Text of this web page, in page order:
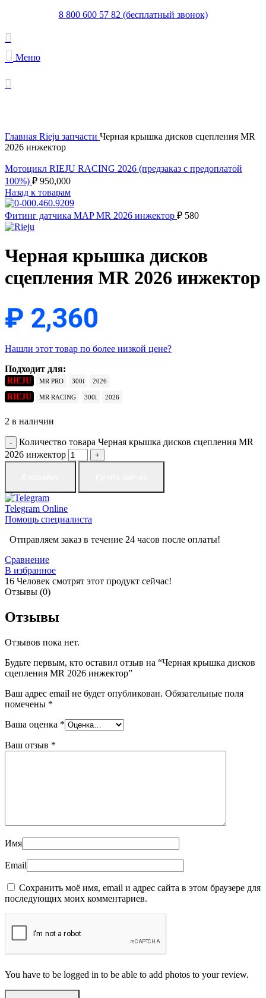
8 800 600 57 82 (бесплатный звонок)
Меню
Главная Rieju запчасти Черная крышка дисков сцепления MR
2026 инжектор
Мотоцикл RIEJU RACING 2026 (предзаказ с предоплатой
100%) ₽ 950,000
Назад к товарам
Фитинг датчика MAP MR 2026 инжектор ₽ 580
Черная крышка дисков
сцепления MR 2026 инжектор
₽ 2,360
Нашли этот товар по более низкой цене?
Подходит для:
RIEJU MR PRO 300i 2026
RIEJU MR RACING 300i 2026
2 в наличии
Количество товара Черная крышка дисков сцепления MR
2026 инжектор
Telegram Online
Помощь специалиста
Отправляем заказ в течение 24 часов после оплаты!
Сравнение
В избранное
16 Человек смотрят этот продукт сейчас!
Отзывы (0)
Отзывы
Отзывов пока нет.
Будьте первым, кто оставил отзыв на “Черная крышка дисков
сцепления MR 2026 инжектор”
Ваш адрес email не будет опубликован. Обязательные поля
помечены *
Ваша оценка *
Ваш отзыв *
Имя
Email
Сохранить моё имя, email и адрес сайта в этом браузере для
последующих моих комментариев.
You have to be logged in to be able to add photos to your review.